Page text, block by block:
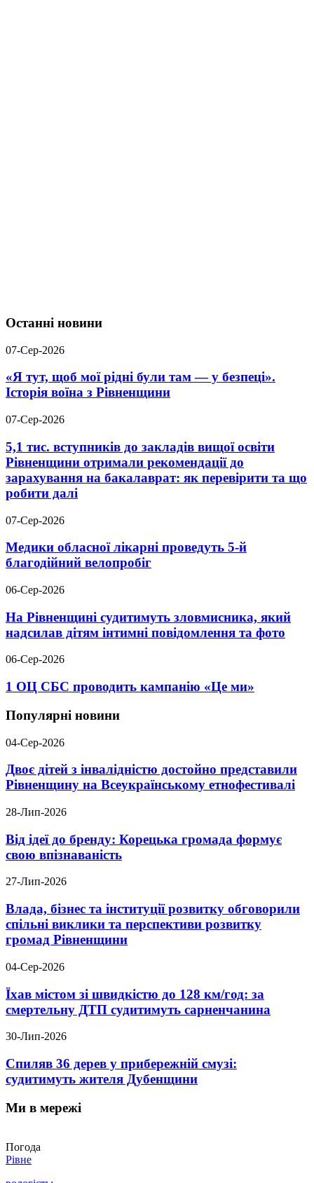
Останні новини
07-Сер-2026
«Я тут, щоб мої рідні були там — у безпеці».
Історія воїна з Рівненщини
07-Сер-2026
5,1 тис. вступників до закладів вищої освіти
Рівненщини отримали рекомендації до
зарахування на бакалаврат: як перевірити та що
робити далі
07-Сер-2026
Медики обласної лікарні проведуть 5-й
благодійний велопробіг
06-Сер-2026
На Рівненщині судитимуть зловмисника, який
надсилав дітям інтимні повідомлення та фото
06-Сер-2026
1 ОЦ СБС проводить кампанію «Це ми»
Популярні новини
04-Сер-2026
Двоє дітей з інвалідністю достойно представили
Рівненщину на Всеукраїнському етнофестивалі
28-Лип-2026
Від ідеї до бренду: Корецька громада формує
свою впізнаваність
27-Лип-2026
Влада, бізнес та інституції розвитку обговорили
спільні виклики та перспективи розвитку
громад Рівненщини
04-Сер-2026
Їхав містом зі швидкістю до 128 км/год: за
смертельну ДТП судитимуть сарненчанина
30-Лип-2026
Спиляв 36 дерев у прибережній смузі:
судитимуть жителя Дубенщини
Ми в мережі
Погода
Рівне